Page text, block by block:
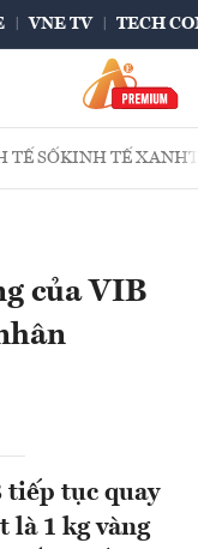
VNE TV TECH
TẾ SỐKINH TẾ XANH
của VIB
tục quay
là 1 kg vàng